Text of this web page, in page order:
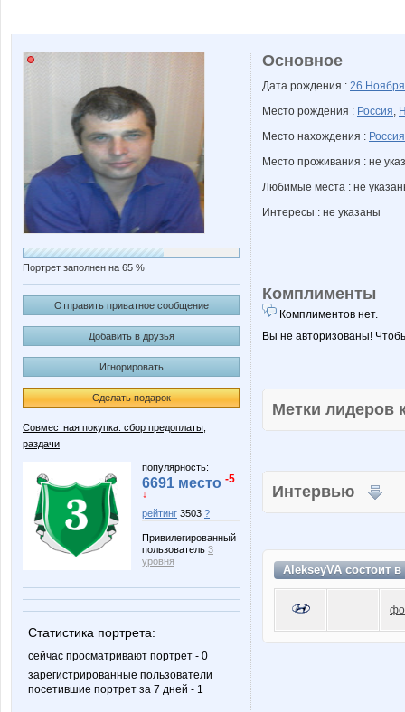
Портрет заполнен на 65 %
Отправить приватное сообщение
Добавить в друзья
Игнорировать
Сделать подарок
Совместная покупка: сбор предоплаты,
раздачи
популярность:
6691 место -5
↓
рейтинг 3503 ?
Привилегированный
пользователь 3
уровня
Статистика портрета:
сейчас просматривают портрет - 0
зарегистрированные пользователи
посетившие портрет за 7 дней - 1
Основное
Дата рождения : 26
Место рождения : Россия,
Место нахождения : Россия
Место проживания : не
Любимые места : не
Интересы : не указаны
Комплименты
Комплиментов нет.
Вы не авторизованы!
Метки
Интервью
AlekseyVA состоит в